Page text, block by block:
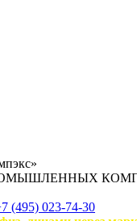
(495) 023-74-30